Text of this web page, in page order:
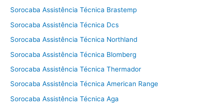
Sorocaba Assistência Técnica Brastemp
Sorocaba Assistência Técnica Dcs
Sorocaba Assistência Técnica Northland
Sorocaba Assistência Técnica Blomberg
Sorocaba Assistência Técnica Thermador
Sorocaba Assistência Técnica American Range
Sorocaba Assistência Técnica Aga